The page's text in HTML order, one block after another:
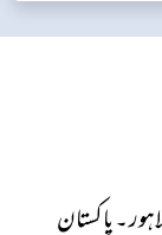
۔ پاکستان